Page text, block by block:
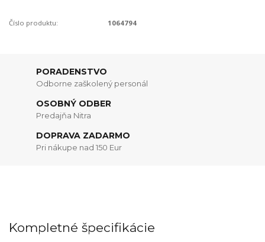
Číslo produktu: 1064794
PORADENSTVO
Odborne zaškolený personál
OSOBNÝ ODBER
Predajňa Nitra
DOPRAVA ZADARMO
Pri nákupe nad 150 Eur
Kompletné špecifikácie